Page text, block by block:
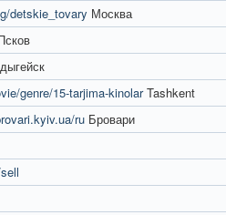
detskie_tovary Москва
genre/15-tarjima-kinolarTashkent
ru Бровари